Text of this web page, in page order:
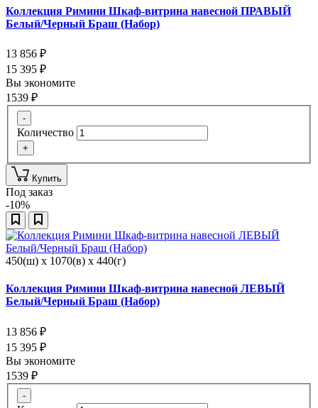
Коллекция Римини Шкаф-витрина навесной ПРАВЫЙ
Белый/Черный Браш (Набор)
13 856 ₽
15 395 ₽
Вы экономите
1539 ₽
-
Количество
+
Купить
Под заказ
-10%
450(ш) x 1070(в) x 440(г)
Коллекция Римини Шкаф-витрина навесной ЛЕВЫЙ
Белый/Черный Браш (Набор)
13 856 ₽
15 395 ₽
Вы экономите
1539 ₽
-